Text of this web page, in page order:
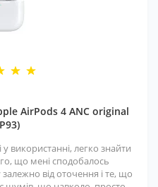
AirPods 4 ANC original
використанні, легко знайти
що мені сподобалось
від оточення і те, що